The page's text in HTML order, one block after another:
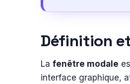
Définition
La fenêtre modale
interface graphique,